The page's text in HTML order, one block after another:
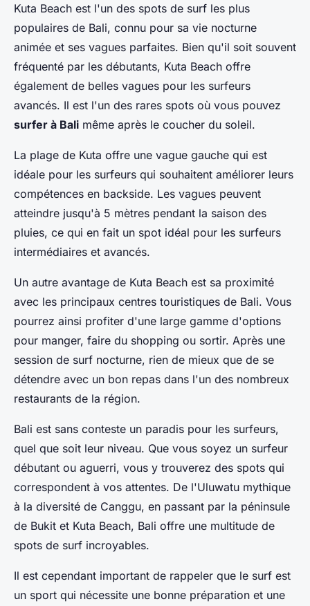
Kuta Beach est l'un des spots de surf les plus
populaires de Bali, connu pour sa vie nocturne
animée et ses vagues parfaites. Bien qu'il soit souvent
fréquenté par les débutants, Kuta Beach offre
également de belles vagues pour les surfeurs
avancés. Il est l'un des rares spots où vous pouvez
surfer à Bali même après le coucher du soleil.
La plage de Kuta offre une vague gauche qui est
idéale pour les surfeurs qui souhaitent améliorer leurs
compétences en backside. Les vagues peuvent
atteindre jusqu'à 5 mètres pendant la saison des
pluies, ce qui en fait un spot idéal pour les surfeurs
intermédiaires et avancés.
Un autre avantage de Kuta Beach est sa proximité
avec les principaux centres touristiques de Bali. Vous
pourrez ainsi profiter d'une large gamme d'options
pour manger, faire du shopping ou sortir. Après une
session de surf nocturne, rien de mieux que de se
détendre avec un bon repas dans l'un des nombreux
restaurants de la région.
Bali est sans conteste un paradis pour les surfeurs,
quel que soit leur niveau. Que vous soyez un surfeur
débutant ou aguerri, vous y trouverez des spots qui
correspondent à vos attentes. De l'Uluwatu mythique
à la diversité de Canggu, en passant par la péninsule
de Bukit et Kuta Beach, Bali offre une multitude de
spots de surf incroyables.
Il est cependant important de rappeler que le surf est
un sport qui nécessite une bonne préparation et une